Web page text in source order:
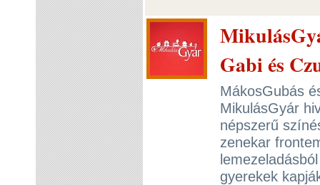
Gabi és
MákosGubás
MikulásGyár
népszerű
zenekar
gyerekek